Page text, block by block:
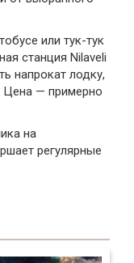
или тук-тук
станция Nilaveli
напрокат лодку,
Цена — примерно
на
регулярные